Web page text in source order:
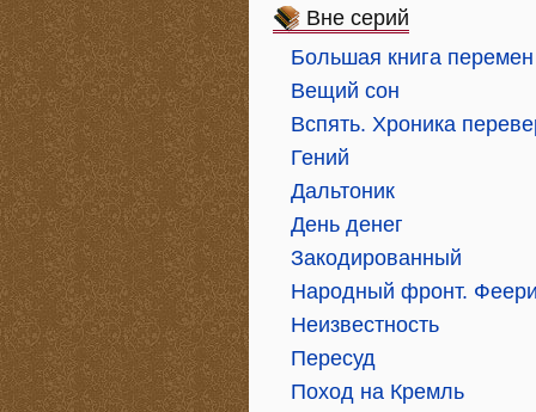
Вне серий
Большая книга перемен
Вещий сон
Вспять. Хроника
Гений
Дальтоник
День денег
Закодированный
Народный фронт.
Неизвестность
Пересуд
Поход на Кремль